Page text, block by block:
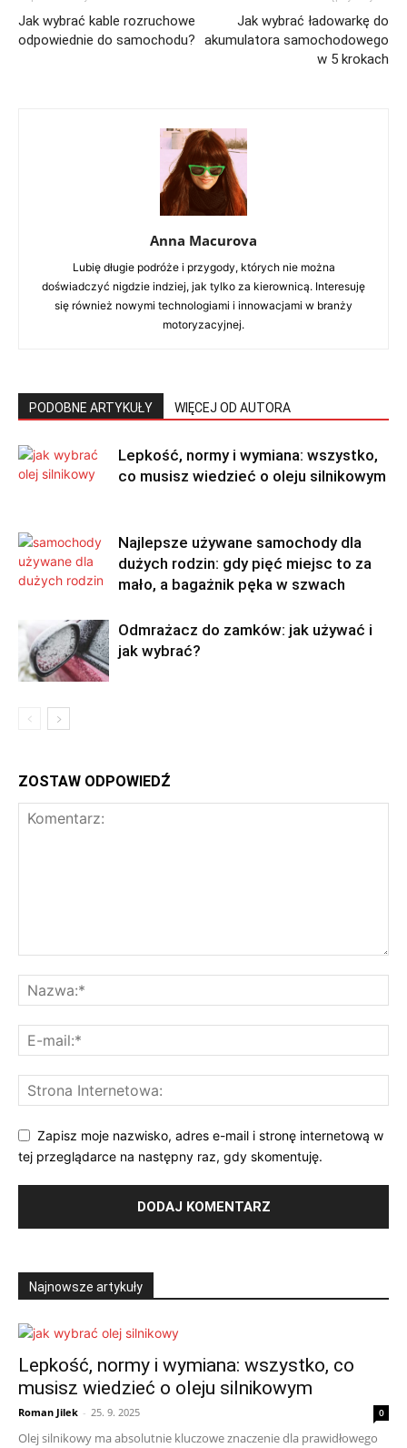
Jak wybrać kable rozruchowe
odpowiednie do samochodu?
Jak wybrać ładowarkę do
akumulatora samochodowego
w 5 krokach
Anna Macurova
Lubię długie podróże i przygody, których nie można
doświadczyć nigdzie indziej, jak tylko za kierownicą. Interesuję
się również nowymi technologiami i innowacjami w branży
motoryzacyjnej.
PODOBNE ARTYKUŁY WIĘCEJ OD AUTORA
Lepkość, normy i wymiana: wszystko,
co musisz wiedzieć o oleju silnikowym
Najlepsze używane samochody dla
dużych rodzin: gdy pięć miejsc to za
mało, a bagażnik pęka w szwach
Odmrażacz do zamków: jak używać i
jak wybrać?
ZOSTAW ODPOWIEDŹ
Zapisz moje nazwisko, adres e-mail i stronę internetową w
tej przeglądarce na następny raz, gdy skomentuję.
Najnowsze artykuły
Lepkość, normy i wymiana: wszystko, co
musisz wiedzieć o oleju silnikowym
Roman Jilek - 25. 9. 2025 0
Olej silnikowy ma absolutnie kluczowe znaczenie dla prawidłowego